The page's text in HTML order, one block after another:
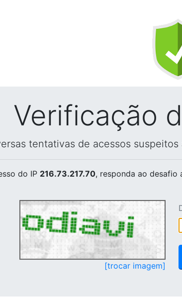
Verificação
tentativas de acessos
do IP 216.73.217.70, responda ao desafio
[trocar imagem]